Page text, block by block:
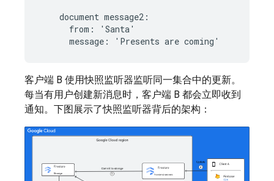
    document message2:
      from: 'Santa'
客户端 B 使用快照监听器监听同一集合中的更新。
每当有用户创建新消息时，客户端 B 都会立即收到
通知。下图展示了快照监听器背后的架构：